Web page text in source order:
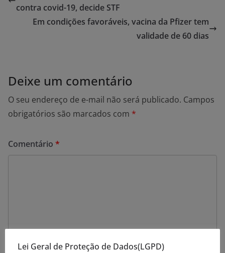
contra covid-19, decide STF
Em condições favoráveis, vacina da Pfizer tem
validade de 60 dias
Deixe um comentário
O seu endereço de e-mail não será publicado. Campos
obrigatórios são marcados com *
Comentário *
Lei Geral de Proteção de Dados(LGPD)